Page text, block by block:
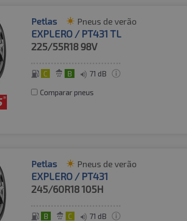
Petlas Pneus de verão
EXPLERO / PT431 TL
225/55R18 98V
C B 71 dB
Comparar pneus
Petlas Pneus de verão
EXPLERO / PT431
245/60R18105H
B C 71 dB